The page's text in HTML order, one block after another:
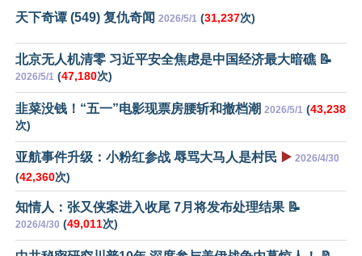
天下奇谭 (549) 复仇奇闻 2026/5/1 (31,237次)
北京无人机清零 习近平安全焦虑是中国经济最大暗礁 📝
2026/5/1 (47,180次)
韭菜没钱！“五一”电影现票房腰斩和撤档潮 2026/5/1 (43,238
次)
亚航事件升级：小粉红参战 辱骂大马人是村民 ▶️ 2026/4/30
(42,360次)
知情人：张又侠案进入收尾 7月将发布处理结果 📝
2026/4/30 (49,011次)